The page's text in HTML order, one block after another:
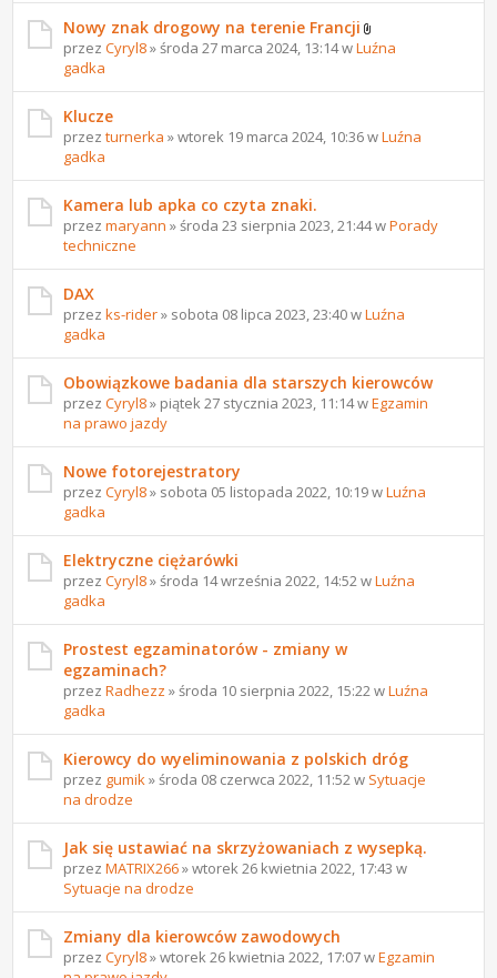
Nowy znak drogowy na terenie Francji
przezCyryl8» środa 27 marca 2024, 13:14 wLuźna
gadka
Klucze
przezturnerka » wtorek 19 marca 2024, 10:36 wLuźna
gadka
Kamera lub apka co czyta znaki.
przezmaryann » środa 23 sierpnia 2023, 21:44 wPorady
techniczne
DAX
przezks-rider» sobota 08 lipca 2023, 23:40 wLuźna
gadka
Obowiązkowe badania dla starszych kierowców
przezCyryl8» piątek 27 stycznia 2023, 11:14 wEgzamin
na prawo jazdy
Nowe fotorejestratory
przezCyryl8» sobota 05 listopada 2022, 10:19 wLuźna
gadka
Elektryczne ciężarówki
przezCyryl8» środa 14 września 2022, 14:52 wLuźna
gadka
Prostest egzaminatorów - zmiany w
egzaminach?
przezRadhezz » środa 10 sierpnia 2022, 15:22 wLuźna
gadka
Kierowcy do wyeliminowania z polskich dróg
przez gumik » środa 08 czerwca 2022, 11:52 w Sytuacje
na drodze
Jak się ustawiać na skrzyżowaniach z wysepką.
przezMATRIX266» wtorek 26 kwietnia 2022, 17:43 w
Sytuacje na drodze
Zmiany dla kierowców zawodowych
przezCyryl8» wtorek 26 kwietnia 2022, 17:07 wEgzamin